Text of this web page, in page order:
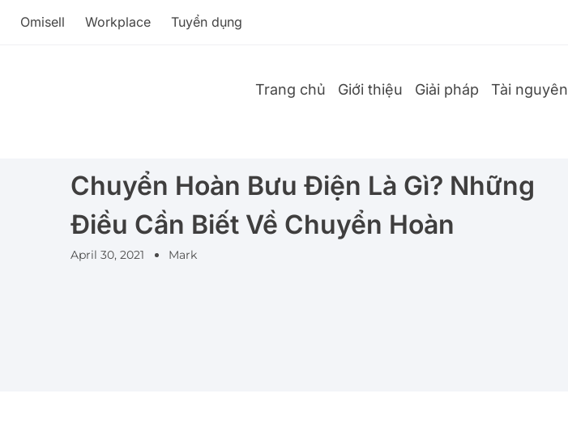
Omisell Workplace Tuyển dụng
Trang chủ Giới thiệu Giải pháp Tài nguyên
Chuyển Hoàn Bưu Điện Là Gì? Những
Điều Cần Biết Về Chuyển Hoàn
April 30, 2021 Mark